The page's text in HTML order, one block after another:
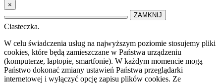
×
ZAMKNIJ
Ciasteczka.
W celu świadczenia usług na najwyższym poziomie stosujemy pliki
cookies, które będą zamieszczane w Państwa urządzeniu
(komputerze, laptopie, smartfonie). W każdym momencie mogą
Państwo dokonać zmiany ustawień Państwa przeglądarki
internetowej i wyłączyć opcję zapisu plików cookies. Ze